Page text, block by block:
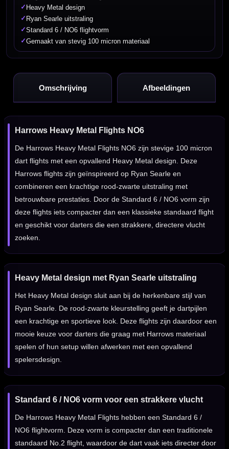
✓ Heavy Metal design
✓ Ryan Searle uitstraling
✓Standard 6 / NO6 flightvorm
✓Gemaakt van stevig 100 micron materiaal
Omschrijving Afbeeldingen
Harrows Heavy Metal Flights NO6
De Harrows Heavy Metal Flights NO6 zijn stevige 100 micron
dart flights met een opvallend Heavy Metal design. Deze
Harrows flights zijn geïnspireerd op Ryan Searle en
combineren een krachtige rood-zwarte uitstraling met
betrouwbare prestaties. Door de Standard 6 / NO6 vorm zijn
deze flights iets compacter dan een klassieke standaard flight
en geschikt voor darters die een strakkere, directere vlucht
zoeken.
Heavy Metal design met Ryan Searle uitstraling
Het Heavy Metal design sluit aan bij de herkenbare stijl van
Ryan Searle. De rood-zwarte kleurstelling geeft je dartpijlen
een krachtige en sportieve look. Deze flights zijn daardoor een
mooie keuze voor darters die graag met Harrows materiaal
spelen of hun setup willen afwerken met een opvallend
spelersdesign.
Standard 6 / NO6 vorm voor een strakkere vlucht
De Harrows Heavy Metal Flights hebben een Standard 6 /
NO6 flightvorm. Deze vorm is compacter dan een traditionele
standaard No.2 flight, waardoor de dart vaak iets directer door